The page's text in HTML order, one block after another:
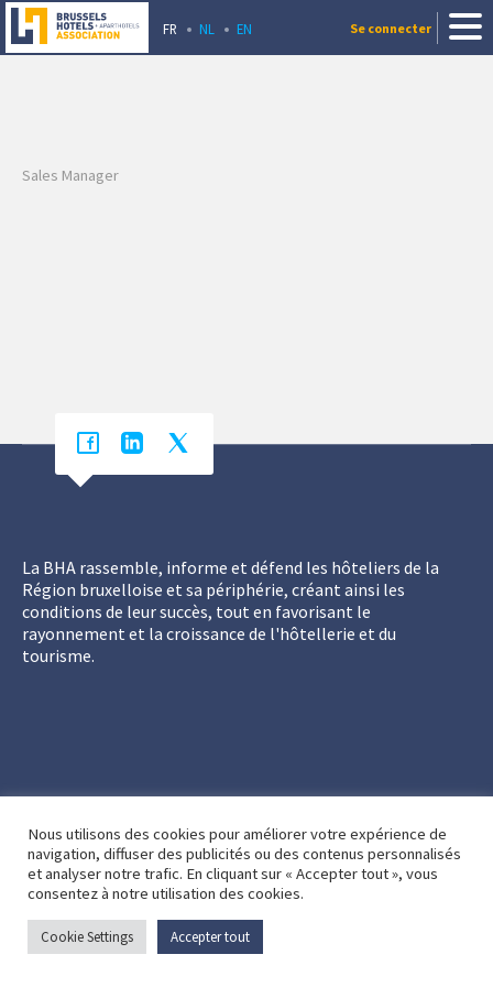
FR NL EN Se connecter
Sales Manager
La BHA rassemble, informe et défend les hôteliers de la
Région bruxelloise et sa périphérie, créant ainsi les
conditions de leur succès, tout en favorisant le
rayonnement et la croissance de l'hôtellerie et du
tourisme.
Nous utilisons des cookies pour améliorer votre expérience de
navigation, diffuser des publicités ou des contenus personnalisés
et analyser notre trafic. En cliquant sur « Accepter tout », vous
consentez à notre utilisation des cookies.
Cookie Settings Accepter tout